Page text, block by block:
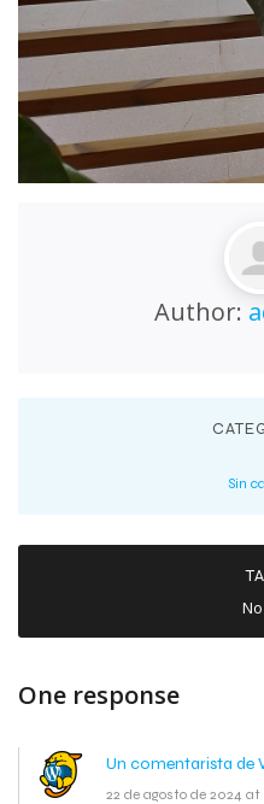
Author:
Sin
One response
Un comentarista de
22 de agosto de 2024 at